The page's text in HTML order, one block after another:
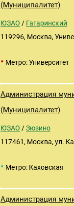
(Муниципалитет)
ЮЗАО / Гагаринский
119296, Москва,
• Метро: Университет
Администрация
(Муниципалитет)
ЮЗАО /Зюзино
117461, Москва, ул.
• Метро: Каховская
Администрация